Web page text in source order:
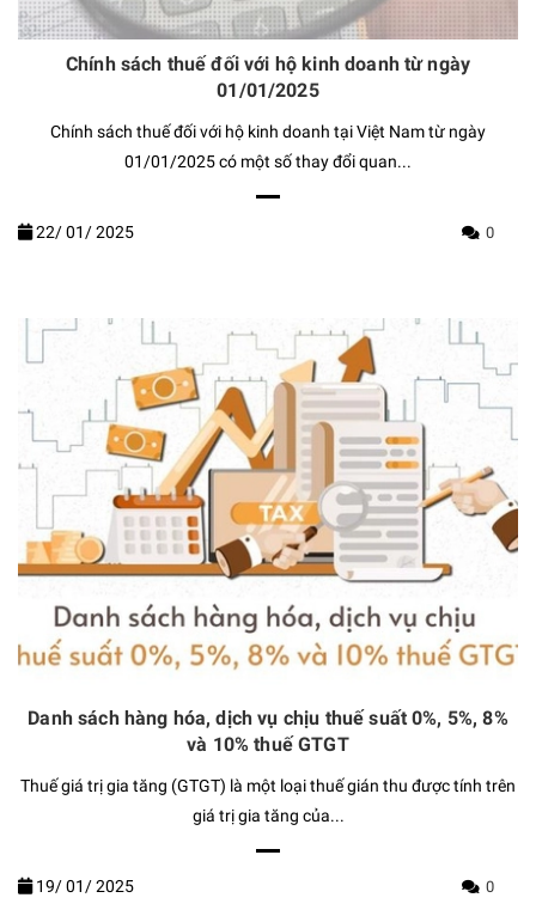
Chính sách thuế đối với hộ kinh doanh từ ngày
01/01/2025
Chính sách thuế đối với hộ kinh doanh tại Việt Nam từ ngày
01/01/2025 có một số thay đổi quan...
22/01/2025 0
Danh sách hàng hóa, dịch vụ chịu thuế suất 0%, 5%, 8%
và 10% thuế GTGT
Thuế giá trị gia tăng (GTGT) là một loại thuế gián thu được tính trên
giá trị gia tăng của...
19/01/2025 0